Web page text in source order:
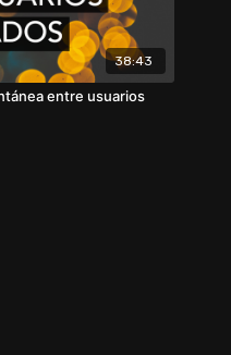
38:43
entre usuarios